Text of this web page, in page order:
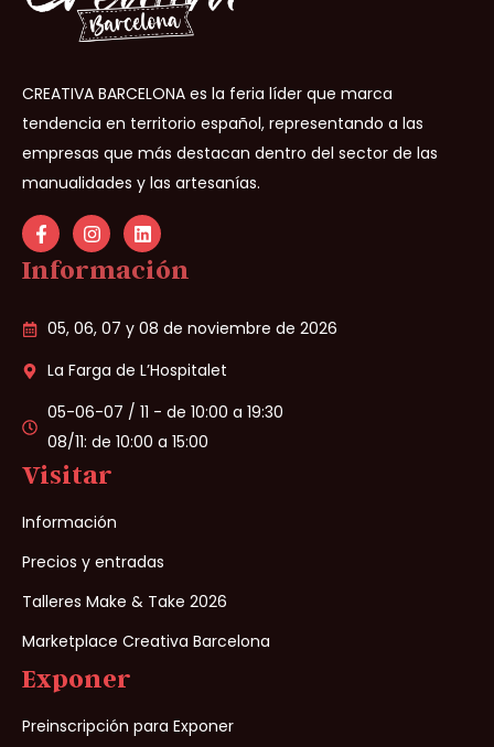
CREATIVA BARCELONA es la feria líder que marca
tendencia en territorio español, representando a las
empresas que más destacan dentro del sector de las
manualidades y las artesanías.
Información
05, 06, 07 y 08 de noviembre de 2026
La Farga de L’Hospitalet
05-06-07 / 11 - de 10:00 a 19:30
08/11: de 10:00 a 15:00
Visitar
Información
Precios y entradas
Talleres Make & Take 2026
Marketplace Creativa Barcelona
Exponer
Preinscripción para Exponer